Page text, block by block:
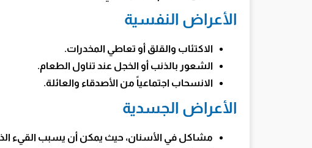
الأعراض النفسية
الاكتئاب والقلق أو تعاطي المخدرات.
الشعور بالذنب أو الخجل عند تناول الطعام.
الانسحاب اجتماعياً من الأصدقاء والعائلة.
الأعراض الجسدية
مشاكل في الأسنان، حيث يمكن أن يسبب القيء